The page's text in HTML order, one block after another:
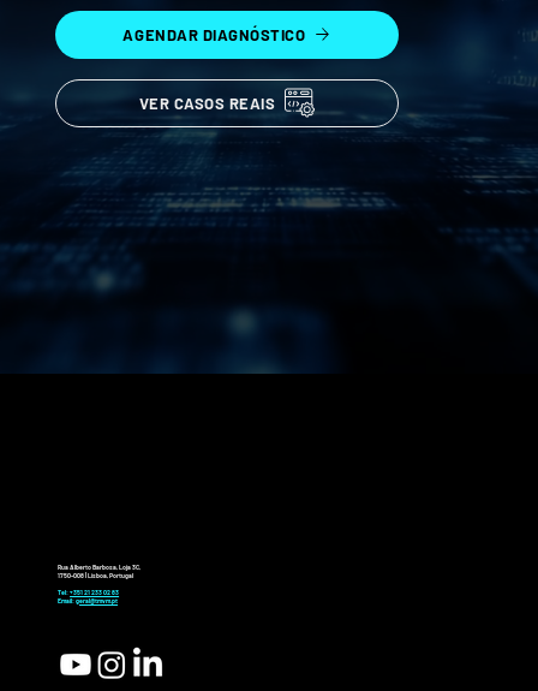
AGENDAR DIAGNÓSTICO
VER CASOS REAIS
Rua Alberto Barbosa, Loja 3C,
1750-008 | Lisboa, Portugal
Tel:+351 21 233 02 83
Email:geral@tmvm.pt